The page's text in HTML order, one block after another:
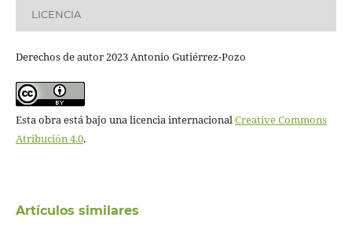
LICENCIA
Derechos de autor 2023 Antonio Gutiérrez-Pozo
Esta obra está bajo una licencia internacionalCreative Commons
Atribución 4.0.
Artículos similares